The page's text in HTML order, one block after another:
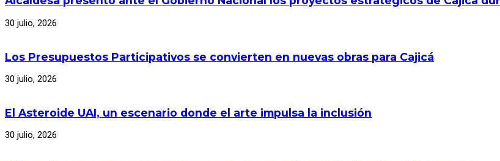
30 julio, 2026
Los Presupuestos Participativos se convierten en nuevas obras para Cajicá
30 julio, 2026
El Asteroide UAI, un escenario donde el arte impulsa la inclusión
30 julio, 2026